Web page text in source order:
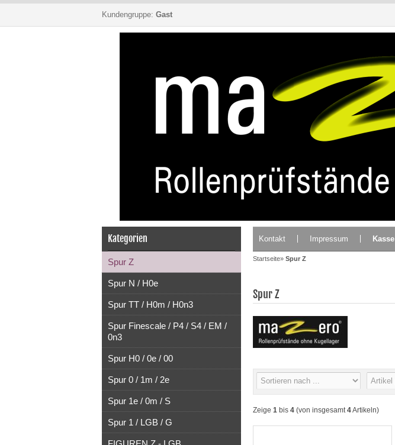
Kundengruppe: Gast
Kategorien
Spur Z
Spur N / H0e
Spur TT / H0m / H0n3
Spur Finescale / P4 / S4 / EM /
0n3
Spur H0 / 0e / 00
Spur 0 / 1m / 2e
Spur 1e / 0m / S
Spur 1 / LGB / G
Kontakt Impressum Kasse
Startseite» Spur Z
Spur Z
Zeige 1 bis 4 (von insgesamt4Artikeln)